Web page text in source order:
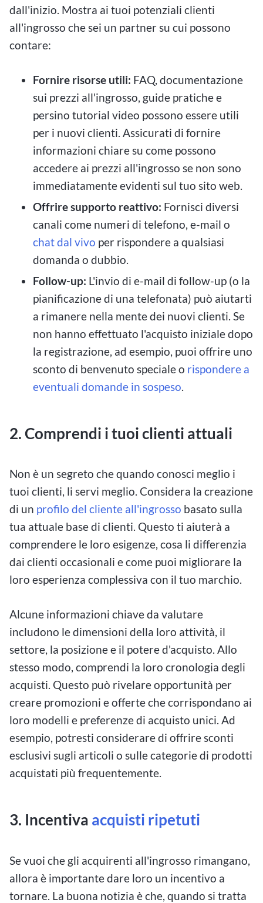
dall'inizio. Mostra ai tuoi potenziali clienti
all'ingrosso che sei un partner su cui possono
contare:
Fornire risorse utili: FAQ, documentazione
sui prezzi all'ingrosso, guide pratiche e
persino tutorial video possono essere utili
per i nuovi clienti. Assicurati di fornire
informazioni chiare su come possono
accedere ai prezzi all'ingrosso se non sono
immediatamente evidenti sul tuo sito web.
Offrire supporto reattivo: Fornisci diversi
canali come numeri di telefono, e-mail o
chat dal vivo per rispondere a qualsiasi
domanda o dubbio.
Follow-up: L'invio di e-mail di follow-up (o la
pianificazione di una telefonata) può aiutarti
a rimanere nella mente dei nuovi clienti. Se
non hanno effettuato l'acquisto iniziale dopo
la registrazione, ad esempio, puoi offrire uno
sconto di benvenuto speciale o rispondere a
eventuali domande in sospeso.
2. Comprendi i tuoi clienti attuali
Non è un segreto che quando conosci meglio i
tuoi clienti, li servi meglio. Considera la creazione
di un profilo del cliente all'ingrosso basato sulla
tua attuale base di clienti. Questo ti aiuterà a
comprendere le loro esigenze, cosa li differenzia
dai clienti occasionali e come puoi migliorare la
loro esperienza complessiva con il tuo marchio.
Alcune informazioni chiave da valutare
includono le dimensioni della loro attività, il
settore, la posizione e il potere d'acquisto. Allo
stesso modo, comprendi la loro cronologia degli
acquisti. Questo può rivelare opportunità per
creare promozioni e offerte che corrispondano ai
loro modelli e preferenze di acquisto unici. Ad
esempio, potresti considerare di offrire sconti
esclusivi sugli articoli o sulle categorie di prodotti
acquistati più frequentemente.
3. Incentiva acquisti ripetuti
Se vuoi che gli acquirenti all'ingrosso rimangano,
allora è importante dare loro un incentivo a
tornare. La buona notizia è che, quando si tratta